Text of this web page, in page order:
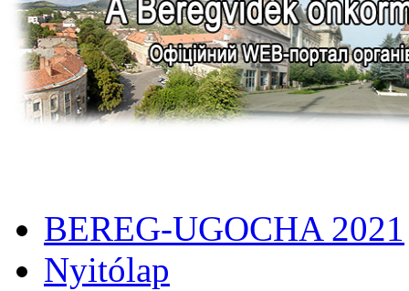
BEREG-UGOCHA 2021
Nyitólap